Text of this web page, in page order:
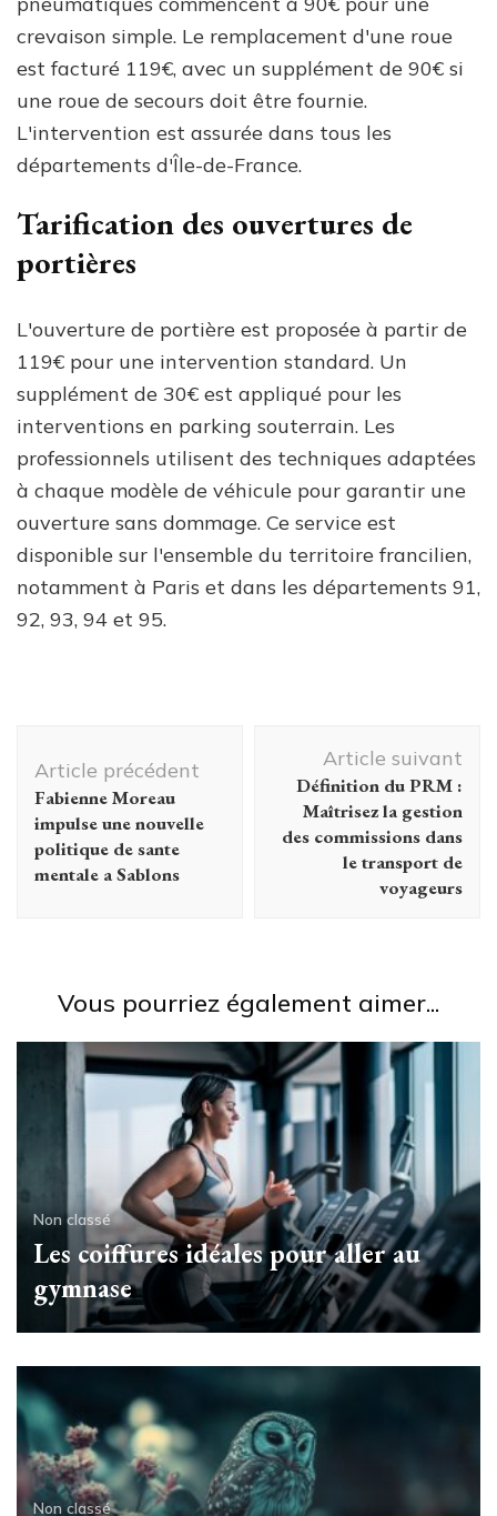
crevaison simple. Le remplacement d'une roue
est facturé 119€, avec un supplément de 90€ si
une roue de secours doit être fournie.
L'intervention est assurée dans tous les
départements d'Île-de-France.
Tarification des ouvertures de
portières
L'ouverture de portière est proposée à partir de
119€ pour une intervention standard. Un
supplément de 30€ est appliqué pour les
interventions en parking souterrain. Les
professionnels utilisent des techniques adaptées
à chaque modèle de véhicule pour garantir une
ouverture sans dommage. Ce service est
disponible sur l'ensemble du territoire francilien,
notamment à Paris et dans les départements 91,
92, 93, 94 et 95.
d'article
Article précédent
Fabienne Moreau
impulse une nouvelle
politique de sante
mentale a Sablons
Article suivant
Définition du PRM :
Maîtrisez la gestion
des commissions dans
le transport de
voyageurs
Vous pourriez également aimer...
Non classé
Les coiffures idéales pour aller au
gymnase
Non classé